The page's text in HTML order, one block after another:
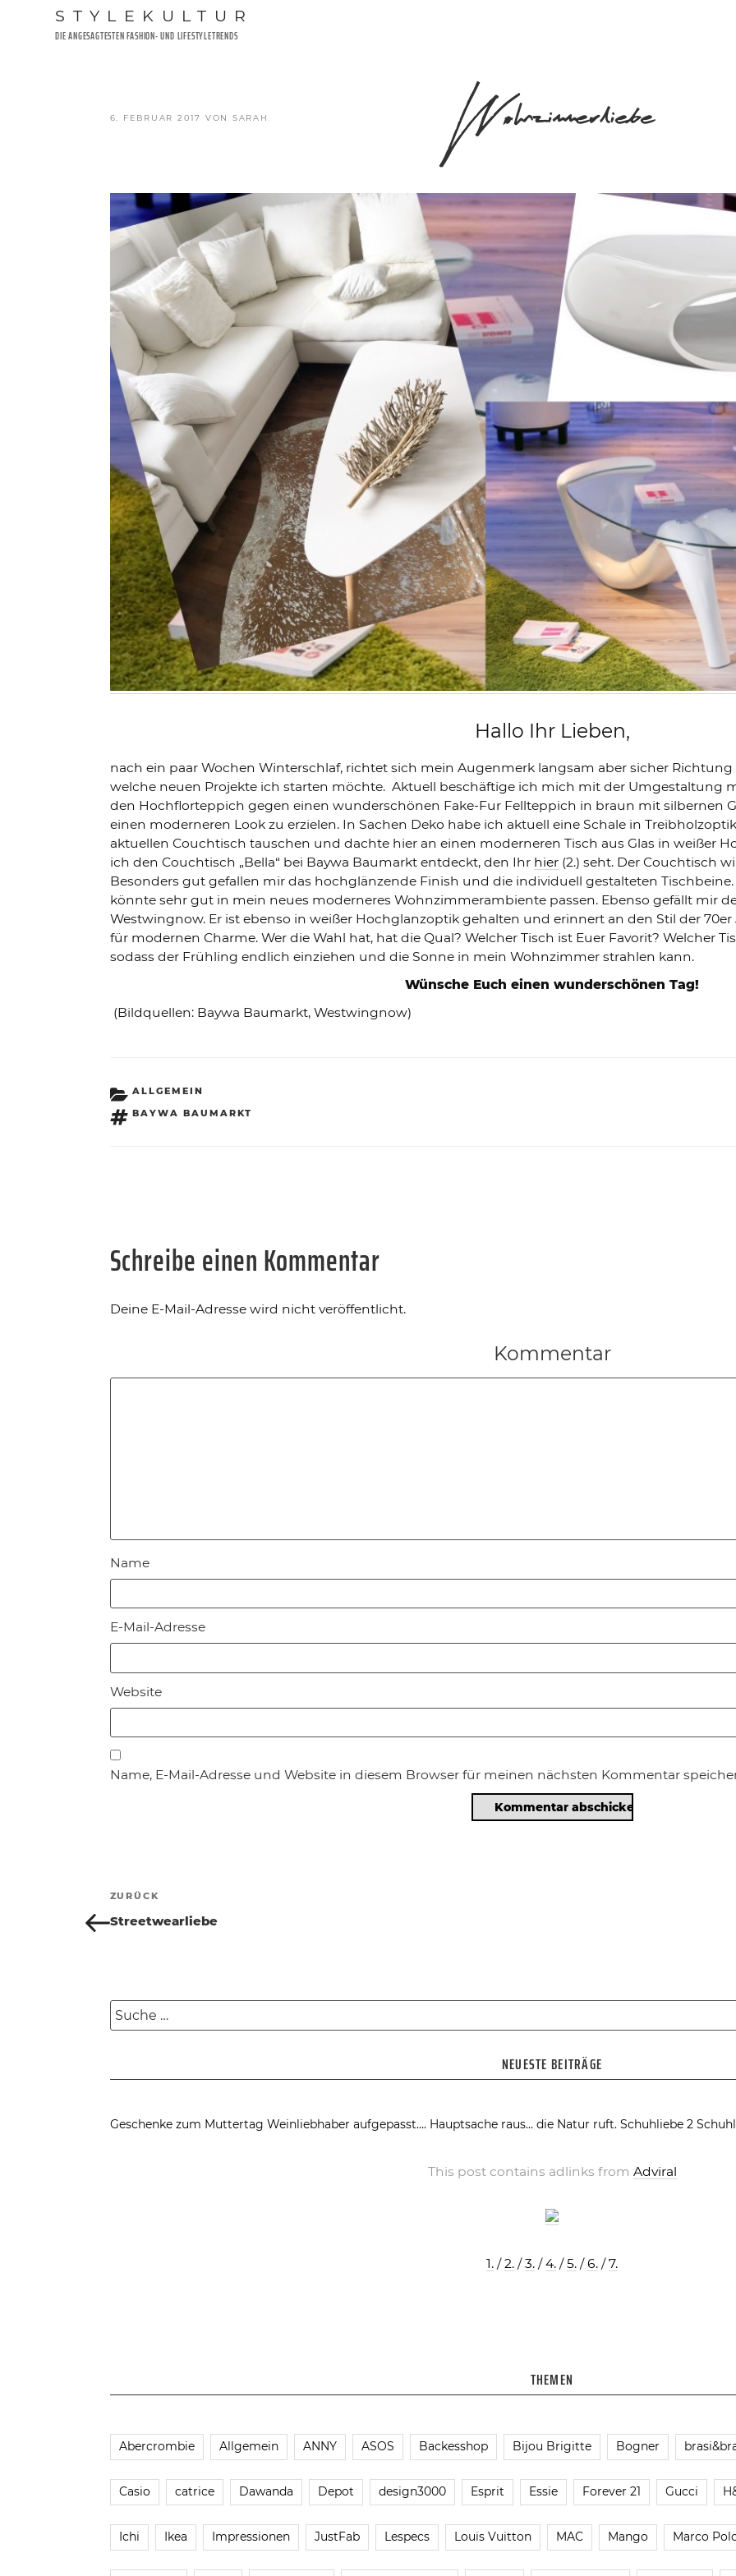
STYLEKULTUR
DIE ANGESAGTESTEN FASHION- UND LIFESTYLETRENDS
VERÖFFENTLICHT
6. FEBRUAR 2017 VON SARAH Wohnzimmerliebe
Hallo Ihr Lieben,
nach ein paar Wochen Winterschlaf, richtet sich mein Augenmerk langsam aber sicher
welche neuen Projekte ich starten möchte. Aktuell beschäftige ich mich mit der Umgestaltung
den Hochflorteppich gegen einen wunderschönen Fake-Fur Fellteppich in braun mit silbernen
einen moderneren Look zu erzielen. In Sachen Deko habe ich aktuell eine Schale in
aktuellen Couchtisch tauschen und dachte hier an einen moderneren Tisch aus Glas in weißer
ich den Couchtisch „Bella“ bei Baywa Baumarkt entdeckt, den Ihr hier(2.) seht. Der Couchtisch
Besonders gut gefallen mir das hochglänzende Finish und die individuell gestalteten
könnte sehr gut in mein neues moderneres Wohnzimmerambiente passen. Ebenso gefällt mir
Westwingnow. Er ist ebenso in weißer Hochglanzoptik gehalten und erinnert an den Stil der 70er
für modernen Charme. Wer die Wahl hat, hat die Qual? Welcher Tisch ist Euer Favorit? Welcher
sodass der Frühling endlich einziehen und die Sonne in mein Wohnzimmer strahlen kann.
Wünsche Euch einen wunderschönen Tag!
(Bildquellen: Baywa Baumarkt, Westwingnow)
KATEGORIEN
ALLGEMEIN
SCHLAGWÖRTER
BAYWA BAUMARKT
Schreibe einen Kommentar
Deine E-Mail-Adresse wird nicht veröffentlicht.
Kommentar
Name
E-Mail-Adresse
Website
Name, E-Mail-Adresse und Website in diesem Browser für meinen nächsten Kommentar
Beitragsnavigation
Vorheriger
Beitrag
ZURÜCK
Streetwearliebe
Suche
nach:
NEUESTE BEITRÄGE
Geschenke zum Muttertag Weinliebhaber aufgepasst…. Hauptsache raus… die Natur ruft. Schuhliebe 2
This post contains adlinks from Adviral
1. /2. /3. /4. /5. /6. /7.
THEMEN
Abercrombie Allgemein ANNY ASOS Backesshop Bijou Brigitte Bogner
Casio catrice Dawanda Depot design3000 Esprit Essie Forever 21 Gucci
Ichi Ikea Impressionen JustFab Lespecs Louis Vuitton MAC Mango Marco